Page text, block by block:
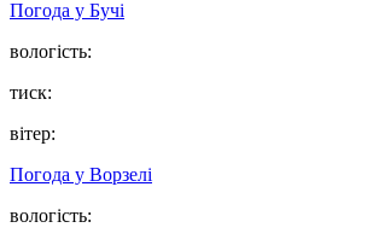
Погода у Бучі
вологість:
тиск:
вітер:
Погода у Ворзелі
вологість: